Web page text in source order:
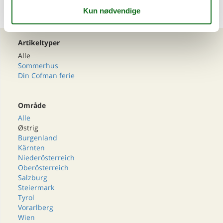
Artikeltyper
Alle
Sommerhus
Din Cofman ferie
Område
Alle
Østrig
Burgenland
Kärnten
Niederösterreich
Oberösterreich
Salzburg
Steiermark
Tyrol
Vorarlberg
Wien